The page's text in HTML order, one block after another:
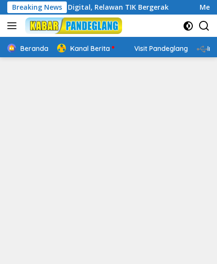
Langsung
ke
konten
Breaking News
Cakap Digital, Relawan TIK Bergerak Mengenal
Beranda Kanal Berita Visit Pandeglang